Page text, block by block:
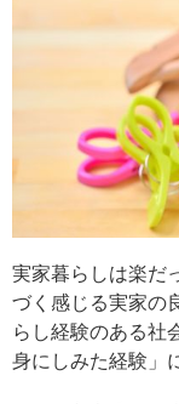
実家暮らしは楽だ
づく感じる実家の
らし経験のある社
身にしみた経験」